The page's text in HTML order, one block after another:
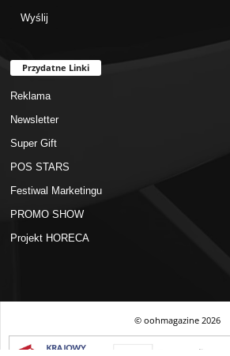
Przydatne Linki
Reklama
Newsletter
Super Gift
POS STARS
Festiwal Marketingu
PROMO SHOW
Projekt HORECA
© oohmagazine2026